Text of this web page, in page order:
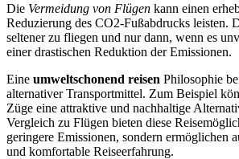
Die Vermeidung von Flügen kann einen
Reduzierung des CO2-Fußabdrucks leisten.
seltener zu fliegen und nur dann, wenn es
einer drastischen Reduktion der Emissionen.
Eine umweltschonend reisen Philosophie
alternativer Transportmittel. Zum Beispiel
Züge eine attraktive und nachhaltige
Vergleich zu Flügen bieten diese
geringere Emissionen, sondern ermöglichen
und komfortable Reiseerfahrung.